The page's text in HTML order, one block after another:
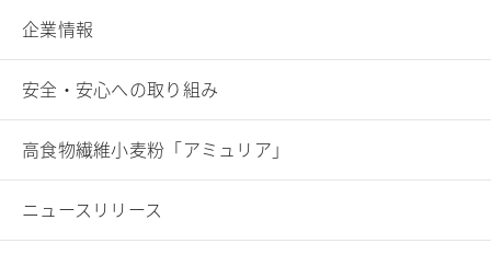
企業情報
安全・安心への取り組み
高食物繊維小麦粉「アミュリア」
ニュースリリース